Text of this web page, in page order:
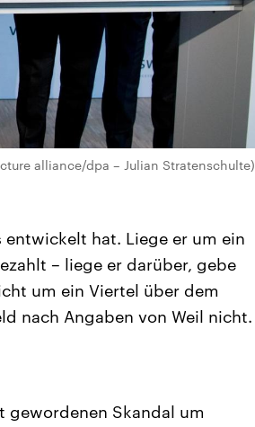
alliance/dpa – Julian Stratenschulte)
hat. Liege er um ein
– liege er darüber, gebe
um ein Viertel über dem
nach Angaben von Weil nicht.
gewordenen Skandal um